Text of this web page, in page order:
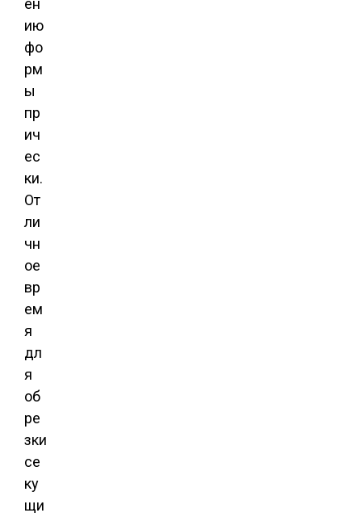
ию
фо
рм
ы
пр
ич
ес
ки.
От
ли
чн
ое
вр
ем
я
дл
я
об
ре
зки
се
ку
щи